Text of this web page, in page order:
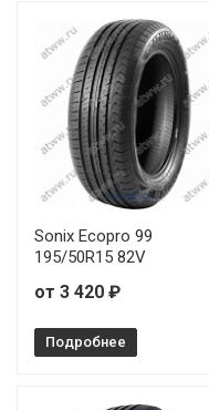
Sonix Ecopro 99
195/50R15 82V
от 3 420 ₽
Подробнее